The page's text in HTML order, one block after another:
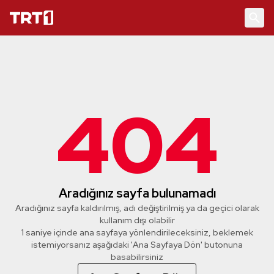
404
Aradığınız sayfa bulunamadı
Aradığınız sayfa kaldırılmış, adı değiştirilmiş ya da geçici olarak
kullanım dışı olabilir
1 saniye içinde ana sayfaya yönlendirileceksiniz, beklemek
istemiyorsanız aşağıdaki 'Ana Sayfaya Dön' butonuna
basabilirsiniz